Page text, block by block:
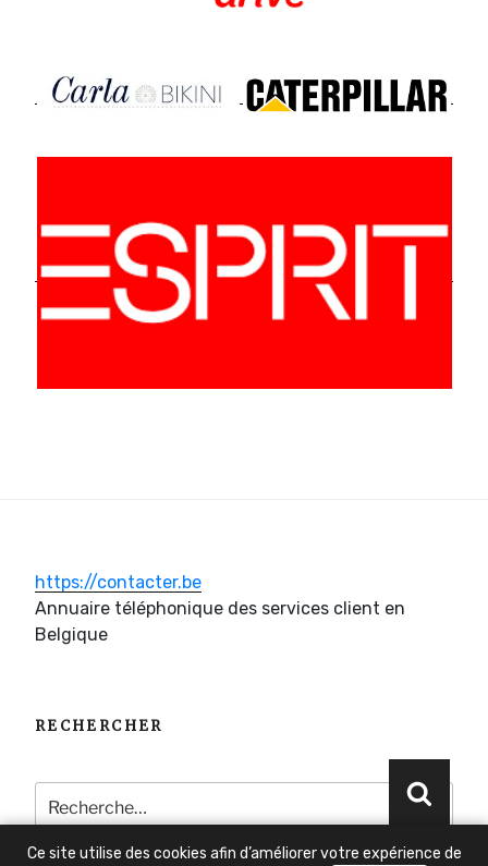
https://contacter.be
Annuaire téléphonique des services client en
Belgique
RECHERCHER
pour
:
Ce site utilise des cookies afin d’améliorer votre expérience de